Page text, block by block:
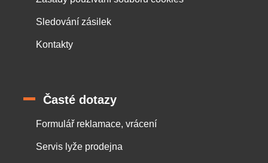
Sledování zásilek
Kontakty
Časté dotazy
Formulář reklamace, vrácení
Servis lyže prodejna